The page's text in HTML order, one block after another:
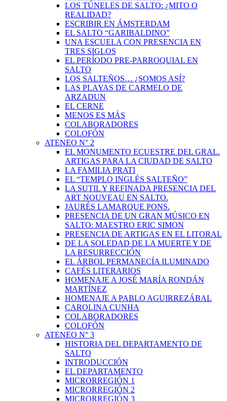
LOS TÚNELES DE SALTO: ¿MITO O
REALIDAD?
ESCRIBIR EN ÁMSTERDAM
EL SALTO “GARIBALDINO”
UNA ESCUELA CON PRESENCIA EN
TRES SIGLOS
EL PERÍODO PRE-PARROQUIAL EN
SALTO
LOS SALTEÑOS… ¿SOMOS ASÍ?
LAS PLAYAS DE CARMELO DE
ARZADUN
EL CERNE
MENOS ES MÁS
COLABORADORES
COLOFÓN
ATENEO N° 2
EL MONUMENTO ECUESTRE DEL GRAL.
ARTIGAS PARA LA CIUDAD DE SALTO
LA FAMILIA PRATI
EL “TEMPLO INGLÉS SALTEÑO”
LA SUTIL Y REFINADA PRESENCIA DEL
ART NOUVEAU EN SALTO.
JAURÉS LAMARQUE PONS.
PRESENCIA DE UN GRAN MÚSICO EN
SALTO: MAESTRO ERIC SIMON
PRESENCIA DE ARTIGAS EN EL LITORAL
DE LA SOLEDAD DE LA MUERTE Y DE
LA RESURRECCIÓN
EL ÁRBOL PERMANECÍA ILUMINADO
CAFÉS LITERARIOS
HOMENAJE A JOSÉ MARÍA RONDÁN
MARTÍNEZ
HOMENAJE A PABLO AGUIRREZÁBAL
CAROLINA CUNHA
COLABORADORES
COLOFÓN
ATENEO N° 3
HISTORIA DEL DEPARTAMENTO DE
SALTO
INTRODUCCIÓN
EL DEPARTAMENTO
MICRORREGIÓN 1
MICRORREGIÓN 2
MICRORREGIÓN 3